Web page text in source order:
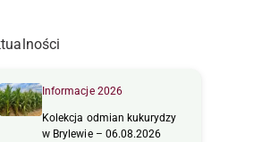
Informacje 2026
Kolekcja odmian kukurydzy
w Brylewie – 06.08.2026